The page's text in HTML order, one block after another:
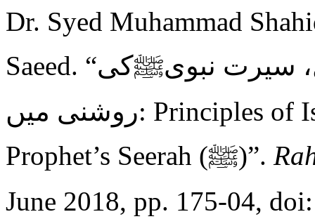
Dr. Syed Muhammad
Saeed. “اسلامی قیادت کے بنیادی اصول، سیرت نبویﷺکی
روشنی میں: Principles of Islamic Leadership in Light of the
Prophet’s Seerah (ﷺ)”.
June 2018, pp. 175-04,